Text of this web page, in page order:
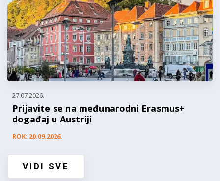
27.07.2026.
Prijavite se na međunarodni Erasmus+
događaj u Austriji
ROK: 20.09.2026.
VIDI SVE